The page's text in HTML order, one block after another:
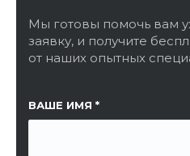
Мы готовы помочь вам
заявку, и получите
от наших опытных
ВАШЕ ИМЯ
ССЫЛКА НА СТРАНИЦУ